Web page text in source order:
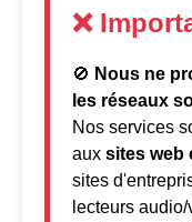
❌
🚫 Nous ne
les réseaux
Nos services
aux sites web
sites
lecteurs